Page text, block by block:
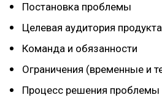
Постановка проблемы
Целевая аудитория
Команда и обязанности
Ограничения (временные и
Процесс решения проблемы